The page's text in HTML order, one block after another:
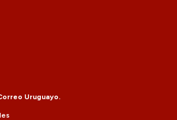
Uruguayo.